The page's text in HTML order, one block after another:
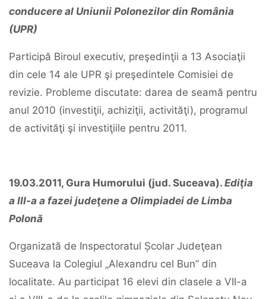
conducere al Uniunii Polonezilor din România
(UPR)
Participă Biroul executiv, preşedinţii a 13 Asociaţii
din cele 14 ale UPR şi preşedintele Comisiei de
revizie. Probleme discutate: darea de seamă pentru
anul 2010 (investiţii, achiziţii, activităţi), programul
de activităţi şi investiţiile pentru 2011.
19.03.2011, Gura Humorului (jud. Suceava). Ediţia
a III-a a fazei judeţene a Olimpiadei de Limba
Polonă
Organizată de Inspectoratul Școlar Judeţean
Suceava la Colegiul „Alexandru cel Bun” din
localitate. Au participat 16 elevi din clasele a VII-a